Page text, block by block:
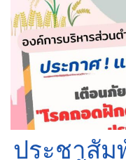
ประชาสัม